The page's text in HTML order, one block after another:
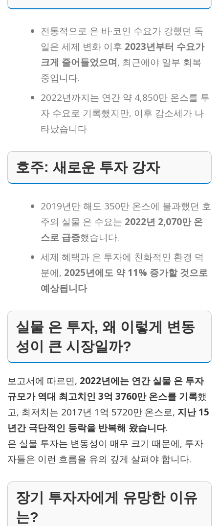
전통적으로 은 바·코인 수요가 강했던 독
일은 세제 변화 이후 2023년부터 수요가
크게 줄어들었으며, 최근에야 일부 회복
중입니다.
2022년까지는 연간 약 4,850만 온스를 투
자 수요로 기록했지만, 이후 감소세가 나
타났습니다
호주: 새로운 투자 강자
2019년만 해도 350만 온스에 불과했던 호
주의 실물 은 수요는 2022년 2,070만 온
스로 급증했습니다.
세제 혜택과 은 투자에 친화적인 환경 덕
분에, 2025년에도 약 11% 증가할 것으로
예상됩니다
실물 은 투자, 왜 이렇게 변동
성이 큰 시장일까?
보고서에 따르면, 2022년에는 연간 실물 은 투자
규모가 역대 최고치인 3억 3760만 온스를 기록했
고, 최저치는 2017년 1억 5720만 온스로, 지난 15
년간 극단적인 등락을 반복해 왔습니다.
은 실물 투자는 변동성이 매우 크기 때문에, 투자
자들은 이런 흐름을 유의 깊게 살펴야 합니다.
장기 투자자에게 유망한 이유
는?